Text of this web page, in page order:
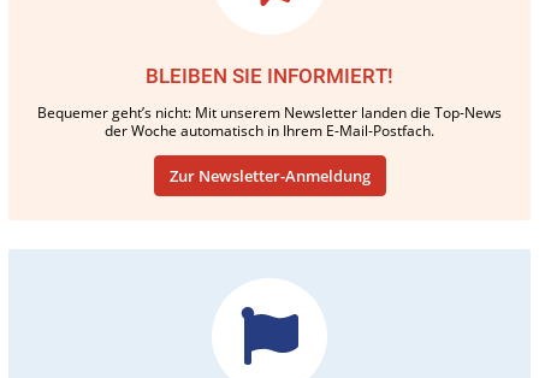
BLEIBEN SIE INFORMIERT!
Bequemer geht’s nicht: Mit unserem Newsletter landen die Top-News
der Woche automatisch in Ihrem E-Mail-Postfach.
Zur Newsletter-Anmeldung